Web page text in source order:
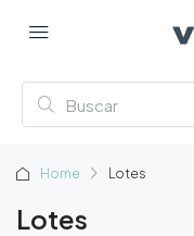
Home Lotes
Lotes